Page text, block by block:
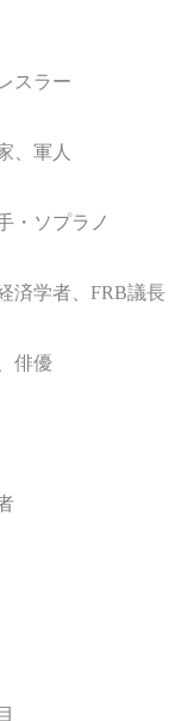
スラー
、軍人
・ソプラノ
済学者、FRB議長
俳優